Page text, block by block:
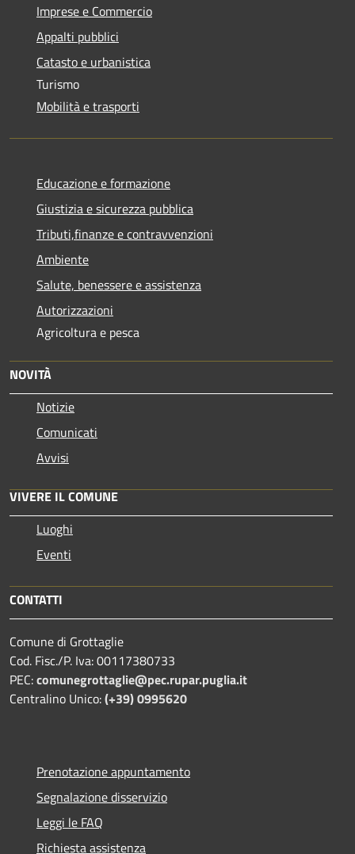
Imprese e Commercio
Appalti pubblici
Catasto e urbanistica
Turismo
Mobilità e trasporti
Educazione e formazione
Giustizia e sicurezza pubblica
Tributi,finanze e contravvenzioni
Ambiente
Salute, benessere e assistenza
Autorizzazioni
Agricoltura e pesca
NOVITÀ
Notizie
Comunicati
Avvisi
VIVERE IL COMUNE
Luoghi
Eventi
CONTATTI
Comune di Grottaglie
Cod. Fisc./P. Iva: 00117380733
PEC:comunegrottaglie@pec.rupar.puglia.it
Centralino Unico:(+39) 0995620
Prenotazione appuntamento
Segnalazione disservizio
Leggi le FAQ
Richiesta assistenza